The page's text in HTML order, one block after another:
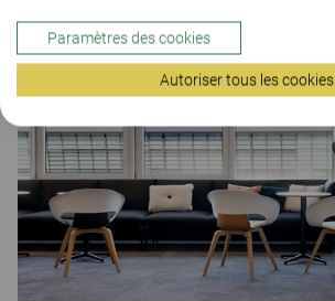
ESPACES DE TRAVAIL
Paramètres des cookies
Autoriser tous les cookies